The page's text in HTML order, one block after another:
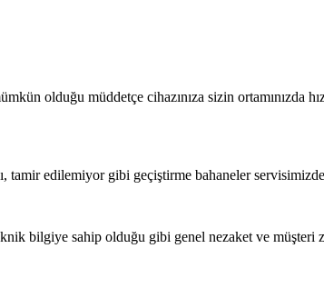
olduğu müddetçe cihazınıza sizin ortamınızda
tamir edilemiyor gibi geçiştirme bahaneler
bilgiye sahip olduğu gibi genel nezaket ve müşteri